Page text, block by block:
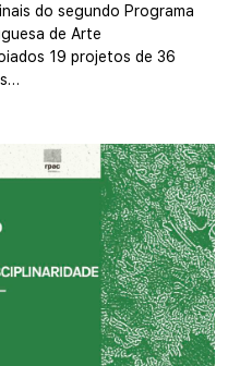
do segundo Programa
de Arte
19 projetos de 36